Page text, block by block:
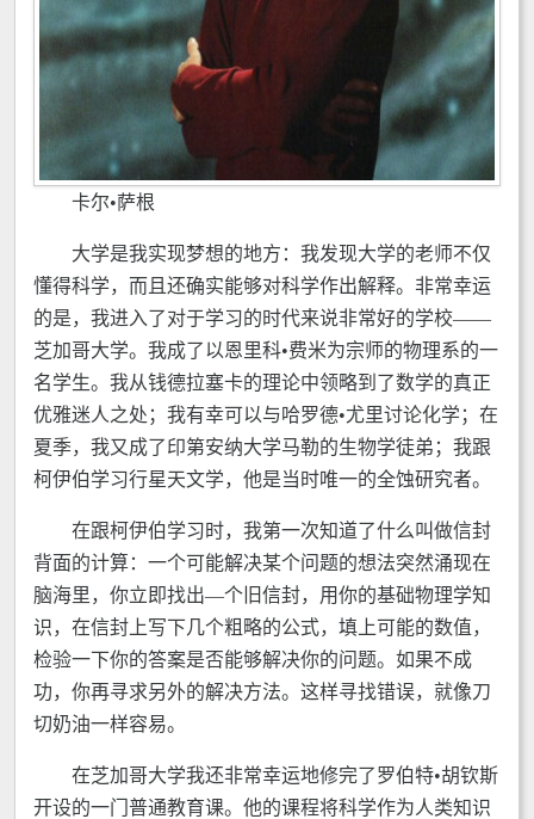
卡尔•萨根
大学是我实现梦想的地方：我发现大学的老师不仅
懂得科学，而且还确实能够对科学作出解释。非常幸运
的是，我进入了对于学习的时代来说非常好的学校——
芝加哥大学。我成了以恩里科•费米为宗师的物理系的一
名学生。我从钱德拉塞卡的理论中领略到了数学的真正
优雅迷人之处；我有幸可以与哈罗德•尤里讨论化学；在
夏季，我又成了印第安纳大学马勒的生物学徒弟；我跟
柯伊伯学习行星天文学，他是当时唯一的全蚀研究者。
在跟柯伊伯学习时，我第一次知道了什么叫做信封
背面的计算：一个可能解决某个问题的想法突然涌现在
脑海里，你立即找出—个旧信封，用你的基础物理学知
识，在信封上写下几个粗略的公式，填上可能的数值，
检验一下你的答案是否能够解决你的问题。如果不成
功，你再寻求另外的解决方法。这样寻找错误，就像刀
切奶油一样容易。
在芝加哥大学我还非常幸运地修完了罗伯特•胡钦斯
开设的一门普通教育课。他的课程将科学作为人类知识